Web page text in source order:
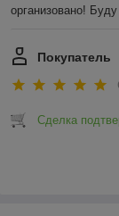
организовано!
Покупатель
Сделка